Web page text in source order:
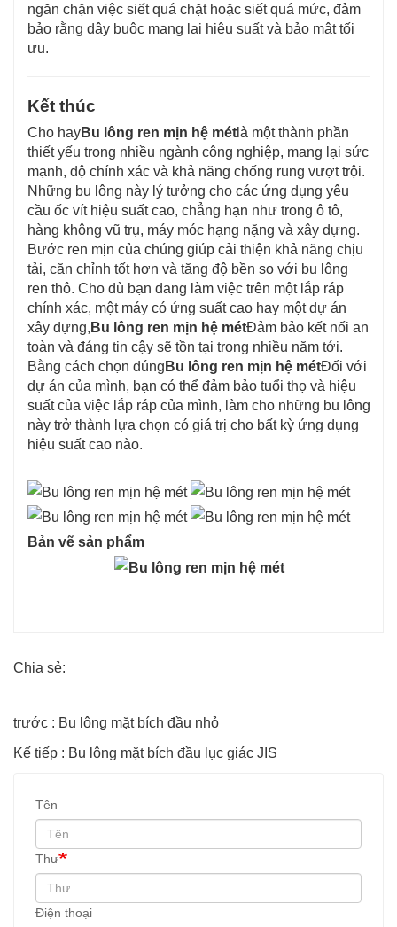
ngăn chặn việc siết quá chặt hoặc siết quá mức, đảm
bảo rằng dây buộc mang lại hiệu suất và bảo mật tối
ưu.
Kết thúc
Cho hayBu lông ren mịn hệ mét là một thành phần
thiết yếu trong nhiều ngành công nghiệp, mang lại sức
mạnh, độ chính xác và khả năng chống rung vượt trội.
Những bu lông này lý tưởng cho các ứng dụng yêu
cầu ốc vít hiệu suất cao, chẳng hạn như trong ô tô,
hàng không vũ trụ, máy móc hạng nặng và xây dựng.
Bước ren mịn của chúng giúp cải thiện khả năng chịu
tải, căn chỉnh tốt hơn và tăng độ bền so với bu lông
ren thô. Cho dù bạn đang làm việc trên một lắp ráp
chính xác, một máy có ứng suất cao hay một dự án
xây dựng, Bu lông ren mịn hệ métĐảm bảo kết nối an
toàn và đáng tin cậy sẽ tồn tại trong nhiều năm tới.
Bằng cách chọn đúng Bu lông ren mịn hệ métĐối với
dự án của mình, bạn có thể đảm bảo tuổi thọ và hiệu
suất của việc lắp ráp của mình, làm cho những bu lông
này trở thành lựa chọn có giá trị cho bất kỳ ứng dụng
hiệu suất cao nào.
Bản vẽ sản phẩm
Chia sẻ:
trước : Bu lông mặt bích đầu nhỏ
Kế tiếp : Bu lông mặt bích đầu lục giác JIS
Tên
Thư
Điện thoại